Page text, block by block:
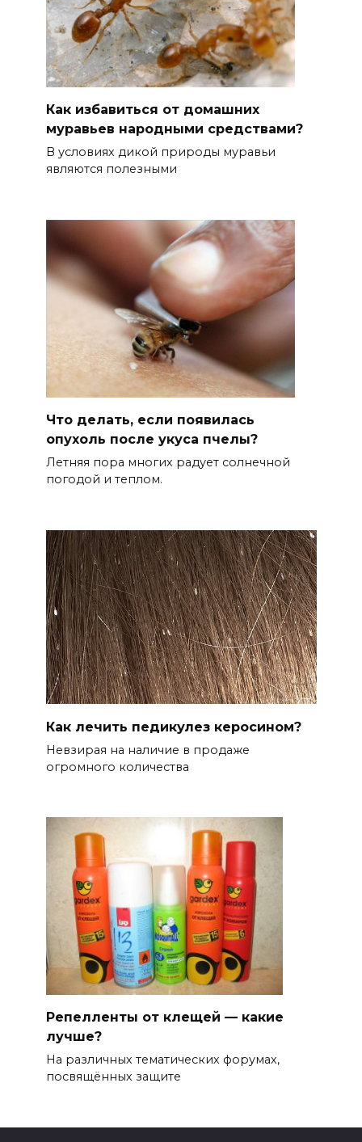
Как избавиться от домашних
муравьев народными средствами?
В условиях дикой природы муравьи
являются полезными
Что делать, если появилась
опухоль после укуса пчелы?
Летняя пора многих радует солнечной
погодой и теплом.
Как лечить педикулез керосином?
Невзирая на наличие в продаже
огромного количества
Репелленты от клещей — какие
лучше?
На различных тематических форумах,
посвящённых защите